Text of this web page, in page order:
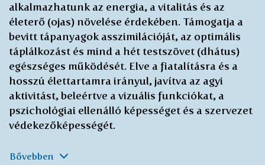
alkalmazhatunk az energia, a vitalitás és az
életerő (ojas) növelése érdekében. Támogatja a
bevitt tápanyagok asszimilációját, az optimális
táplálkozást és mind a hét testszövet (dhátus)
egészséges működését. Elve a fiatalításra és a
hosszú élettartamra irányul, javítva az agyi
aktivitást, beleértve a vizuális funkciókat, a
pszichológiai ellenálló képességet és a szervezet
védekezőképességét.
Bővebben